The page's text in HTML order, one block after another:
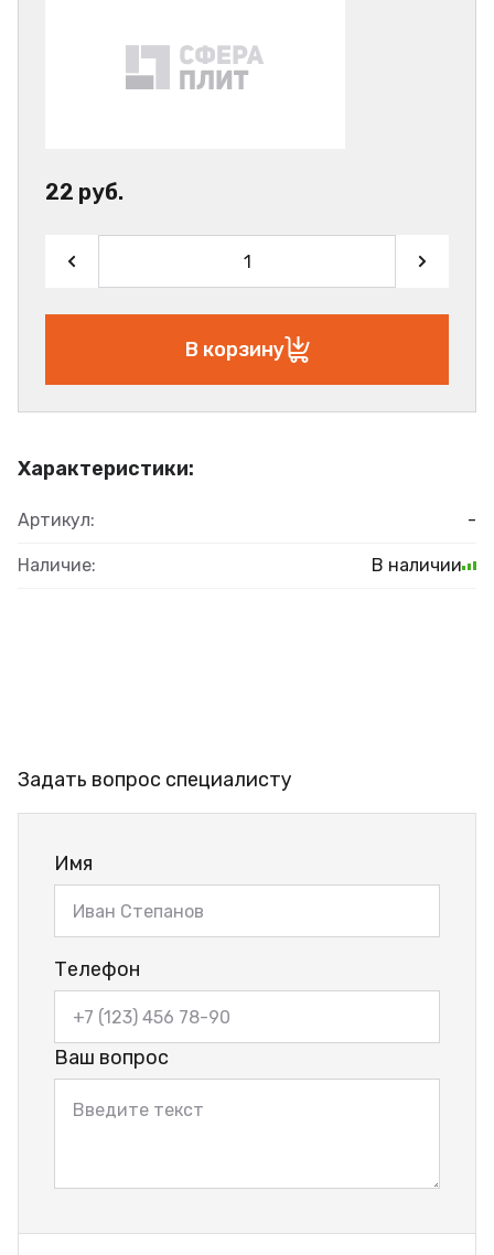
Характеристики:
Артикул: -
Наличие: В наличии
22 руб.
В корзину
Задать вопрос специалисту
Имя
Телефон
Ваш вопрос